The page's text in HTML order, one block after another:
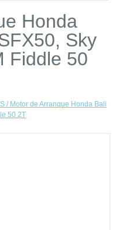
Honda
Sky
Fiddle 50
/ Motor de Arranque Honda Bali
50 2T